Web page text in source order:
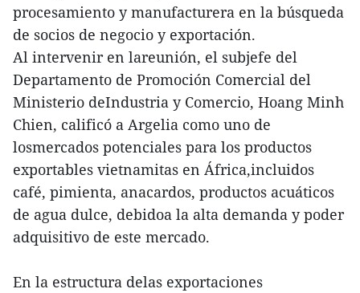
procesamiento y manufacturera en la búsqueda
de socios de negocio y exportación.
Al intervenir en lareunión, el subjefe del
Departamento de Promoción Comercial del
Ministerio deIndustria y Comercio, Hoang Minh
Chien, calificó a Argelia como uno de
losmercados potenciales para los productos
exportables vietnamitas en África,incluidos
café, pimienta, anacardos, productos acuáticos
de agua dulce, debidoa la alta demanda y poder
adquisitivo de este mercado.
En la estructura delas exportaciones